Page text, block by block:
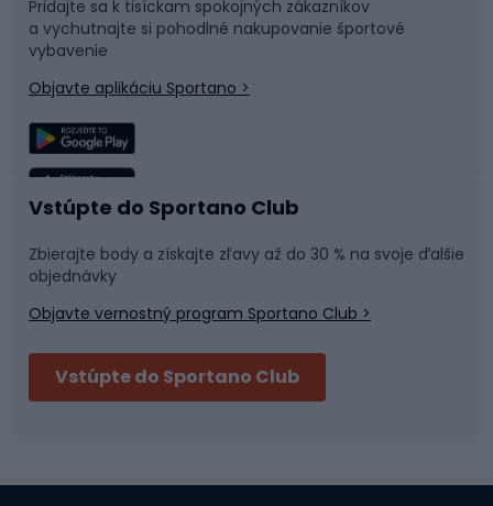
Časti bicyklov
Rybolov
Športová medicína
Bushcraft
Bikepacking
Snowboard
Plávanie
Tímové športy
Fitness a posilňovňa
Cyklistické prilby
Pridajte sa k tisíckam spokojných zákazníkov
a vychutnajte si pohodlné nakupovanie športové
vybavenie
Objavte aplikáciu Sportano >
Vstúpte do Sportano Club
Zbierajte body a získajte zľavy až do 30 % na svoje ďalšie
objednávky
Objavte vernostný program Sportano Club >
Vstúpte do Sportano Club